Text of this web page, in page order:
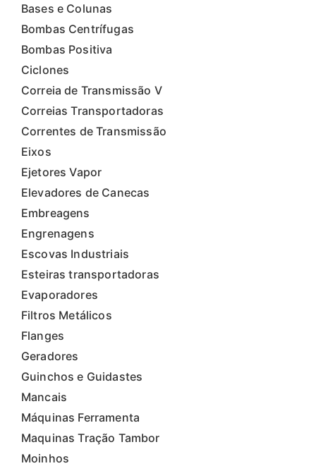
Bases e Colunas
Bombas Centrífugas
Bombas Positiva
Ciclones
Correia de Transmissão V
Correias Transportadoras
Correntes de Transmissão
Eixos
Ejetores Vapor
Elevadores de Canecas
Embreagens
Engrenagens
Escovas Industriais
Esteiras transportadoras
Evaporadores
Filtros Metálicos
Flanges
Geradores
Guinchos e Guidastes
Mancais
Máquinas Ferramenta
Maquinas Tração Tambor
Moinhos